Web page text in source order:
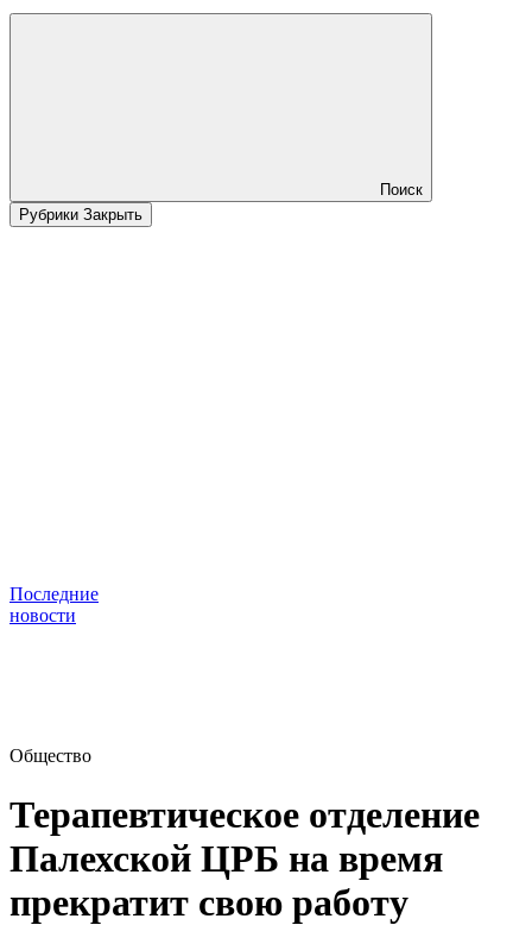
Поиск
Рубрики Закрыть
Последние
новости
Общество
Терапевтическое отделение
Палехской ЦРБ на время
прекратит свою работу